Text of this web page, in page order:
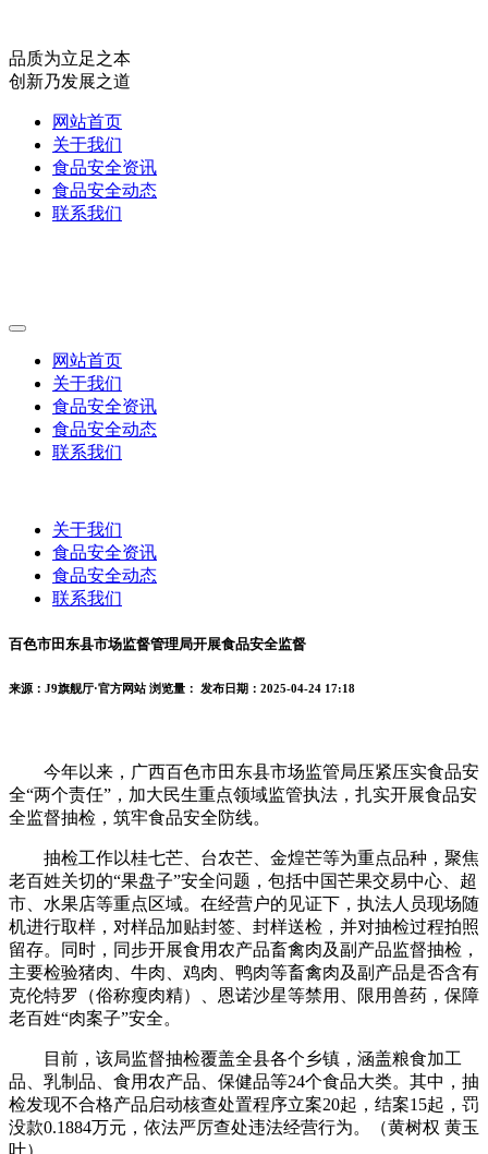
品质为立足之本
创新乃发展之道
网站首页
关于我们
食品安全资讯
食品安全动态
联系我们
网站首页
关于我们
食品安全资讯
食品安全动态
联系我们
关于我们
食品安全资讯
食品安全动态
联系我们
百色市田东县市场监督管理局开展食品安全监督
来源：J9旗舰厅·官方网站 浏览量： 发布日期：2025-04-24 17:18
今年以来，广西百色市田东县市场监管局压紧压实食品安
全“两个责任”，加大民生重点领域监管执法，扎实开展食品安
全监督抽检，筑牢食品安全防线。
抽检工作以桂七芒、台农芒、金煌芒等为重点品种，聚焦
老百姓关切的“果盘子”安全问题，包括中国芒果交易中心、超
市、水果店等重点区域。在经营户的见证下，执法人员现场随
机进行取样，对样品加贴封签、封样送检，并对抽检过程拍照
留存。同时，同步开展食用农产品畜禽肉及副产品监督抽检，
主要检验猪肉、牛肉、鸡肉、鸭肉等畜禽肉及副产品是否含有
克伦特罗（俗称瘦肉精）、恩诺沙星等禁用、限用兽药，保障
老百姓“肉案子”安全。
目前，该局监督抽检覆盖全县各个乡镇，涵盖粮食加工
品、乳制品、食用农产品、保健品等24个食品大类。其中，抽
检发现不合格产品启动核查处置程序立案20起，结案15起，罚
没款0.1884万元，依法严厉查处违法经营行为。（黄树权 黄玉
叶）